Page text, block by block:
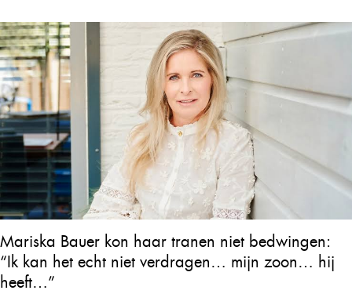
Mariska Bauer kon haar tranen niet bedwingen:
“Ik kan het echt niet verdragen… mijn zoon… hij
heeft…”